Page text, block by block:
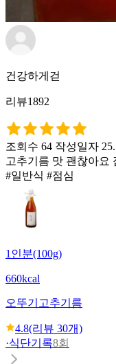
건강하게걷
리뷰1892
조회수 64 작성일자
고추기름 맛 괜찮아요
#일반식 #점심
1인분(100g)
660kcal
오뚜기 고추기름
4.8(리뷰 30개)
·식단기록8회